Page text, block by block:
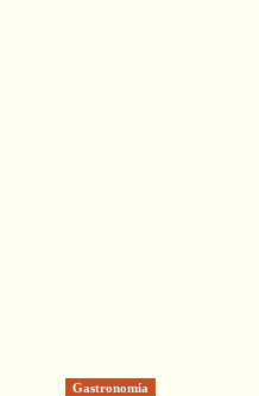
Gastronomía